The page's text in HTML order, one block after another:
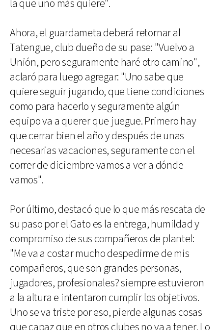
la que uno más quiere".
Ahora, el guardameta deberá retornar al
Tatengue, club dueño de su pase: "Vuelvo a
Unión, pero seguramente haré otro camino",
aclaró para luego agregar: "Uno sabe que
quiere seguir jugando, que tiene condiciones
como para hacerlo y seguramente algún
equipo va a querer que juegue. Primero hay
que cerrar bien el año y después de unas
necesarias vacaciones, seguramente con el
correr de diciembre vamos a ver a dónde
vamos".
Por último, destacó que lo que más rescata de
su paso por el Gato es la entrega, humildad y
compromiso de sus compañeros de plantel:
"Me va a costar mucho despedirme de mis
compañeros, que son grandes personas,
jugadores, profesionales? siempre estuvieron
a la altura e intentaron cumplir los objetivos.
Uno se va triste por eso, pierde algunas cosas